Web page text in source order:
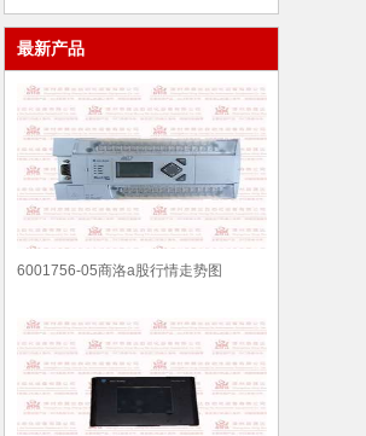
最新产品
6001756-05商洛a股行情走势图